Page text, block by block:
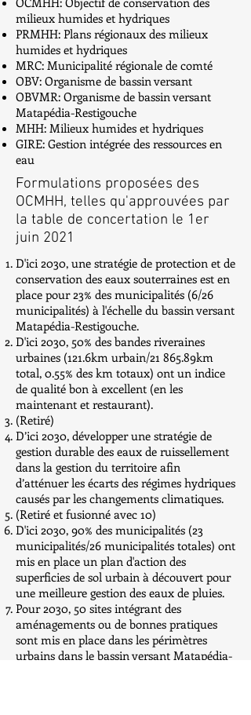
milieux humides et hydriques
PRMHH: Plans régionaux des milieux
humides et hydriques
MRC: Municipalité régionale de comté
OBV: Organisme de bassin versant
OBVMR: Organisme de bassin versant
Matapédia-Restigouche
MHH: Milieux humides et hydriques
GIRE: Gestion intégrée des ressources en
eau
Formulations proposées des
OCMHH, telles qu'approuvées par
la table de concertation le 1er
juin 2021
D'ici 2030, une stratégie de protection et de
conservation des eaux souterraines est en
place pour 23% des municipalités (6/26
municipalités) à l'échelle du bassin versant
Matapédia-Restigouche.
D'ici 2030, 50% des bandes riveraines
urbaines (121.6km urbain/21 865.89km
total, 0.55% des km totaux) ont un indice
de qualité bon à excellent (en les
maintenant et restaurant).
(Retiré)
D’ici 2030, développer une stratégie de
gestion durable des eaux de ruissellement
dans la gestion du territoire afin
d’atténuer les écarts des régimes hydriques
causés par les changements climatiques.
(Retiré et fusionné avec 10)
D'ici 2030, 90% des municipalités (23
municipalités/26 municipalités totales) ont
mis en place un plan d'action des
superficies de sol urbain à découvert pour
une meilleure gestion des eaux de pluies.
Pour 2030, 50 sites intégrant des
aménagements ou de bonnes pratiques
sont mis en place dans les périmètres
urbains dans le bassin versant Matapédia-